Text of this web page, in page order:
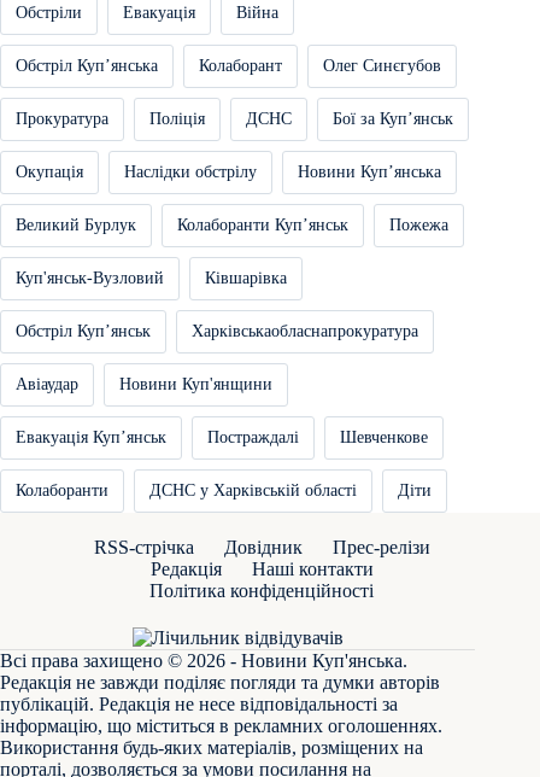
Обстріли Евакуація Війна
Обстріл Купʼянська Колаборант Олег Синєгубов
Прокуратура Поліція ДСНС Бої за Купʼянськ
Окупація Наслідки обстрілу Новини Купʼянська
Великий Бурлук Колаборанти Купʼянськ Пожежа
Куп'янськ-Вузловий Ківшарівка
Обстріл Купʼянськ Харківськаобласнапрокуратура
Авіаудар Новини Куп'янщини
Евакуація Купʼянськ Постраждалі Шевченкове
Колаборанти ДСНС у Харківській області Діти
RSS-стрічка Довідник
Прес-релізи
Редакція
Наші контакти
Політика конфіденційності
Всі права захищено © 2026 - Новини Куп'янська.
Редакція не завжди поділяє погляди та думки авторів
публікацій. Редакція не несе відповідальності за
інформацію, що міститься в рекламних оголошеннях.
Використання будь-яких матеріалів, розміщених на
порталі, дозволяється за умови посилання на